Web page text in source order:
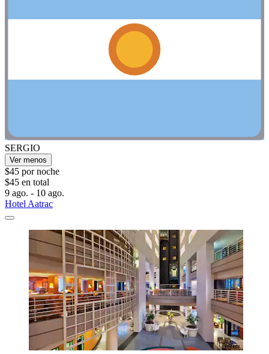
SERGIO
Ver menos
$45 por noche
$45 en total
9 ago. - 10 ago.
Hotel Aatrac